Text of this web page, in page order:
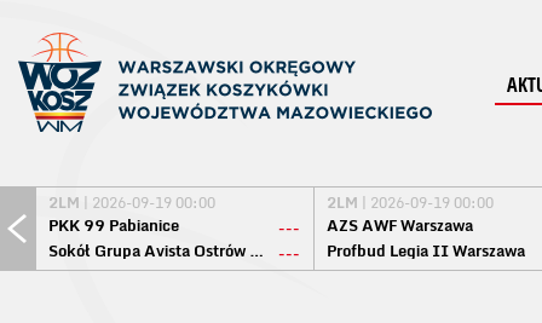
2LM | 2026-09-19 00:00
PKK 99 Pabianice
---
Sokół Grupa Avista Ostrów Maz. ---
2LM | 2026-09-19 00:00
AZS AWF Warszawa
Profbud Legia II Warszawa